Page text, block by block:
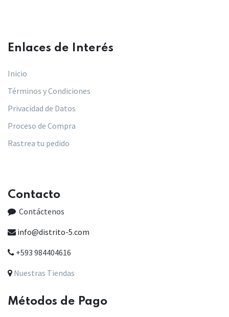
Enlaces de Interés​
Inicio
Términos y Condiciones
Privacidad de Datos
Proceso de Compra
Rastrea tu pedido
Contacto
Contáctenos
info@distrito-5.com
+593 984404616
Nuestras Tiendas
Métodos de Pago